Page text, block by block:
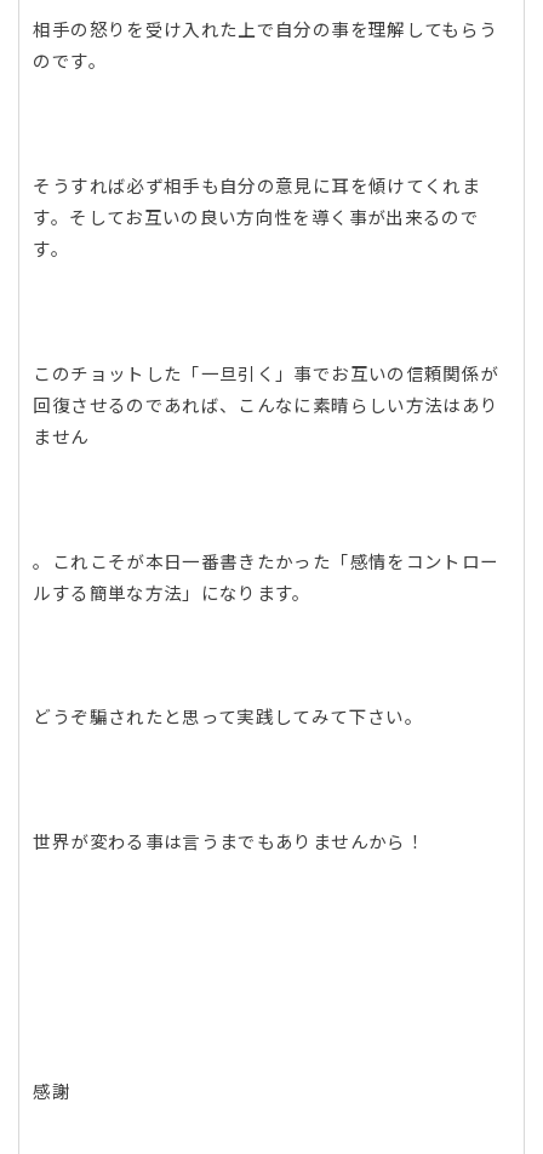
相手の怒りを受け入れた上で自分の事を理解してもらう
のです。
そうすれば必ず相手も自分の意見に耳を傾けてくれま
す。そしてお互いの良い方向性を導く事が出来るので
す。
このチョットした「一旦引く」事でお互いの信頼関係が
回復させるのであれば、こんなに素晴らしい方法はあり
ません
。これこそが本日一番書きたかった「感情をコントロー
ルする簡単な方法」になります。
どうぞ騙されたと思って実践してみて下さい。
世界が変わる事は言うまでもありませんから！
感謝